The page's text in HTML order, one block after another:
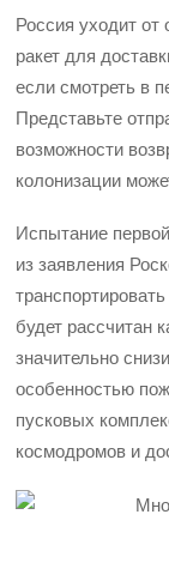
Россия уходит от
ракет для
если смотреть в
Представьте
возможности
колонизации
Испытание
из заявления
будет рассчитан
значительно
особенностью
пусковых
космодромов и